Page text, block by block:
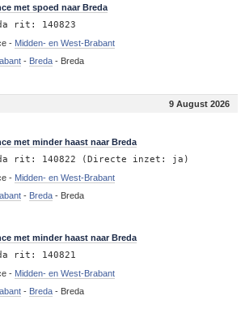
met spoed naar Breda
rit: 140823
- Midden- en West-Brabant
- Breda- Breda
9 August 2026
met minder haast naar Breda
rit: 140822 (Directe inzet: ja)
- Midden- en West-Brabant
- Breda- Breda
met minder haast naar Breda
rit: 140821
- Midden- en West-Brabant
- Breda- Breda